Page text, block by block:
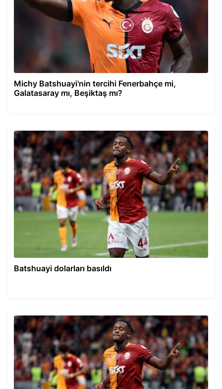
Michy Batshuayi'nin tercihi Fenerbahçe mi,
Galatasaray mı, Beşiktaş mı?
Batshuayi dolarları basıldı